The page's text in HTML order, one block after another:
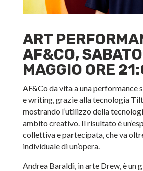
ART
AF&CO,
MAGGIO ORE
AF&Co da vita a una performance
e writing, grazie alla tecnologia
mostrando l’utilizzo della
ambito creativo. Il risultato è
collettiva e partecipata, che va
individuale di un’opera.
Andrea Baraldi, in arte Drew, è un